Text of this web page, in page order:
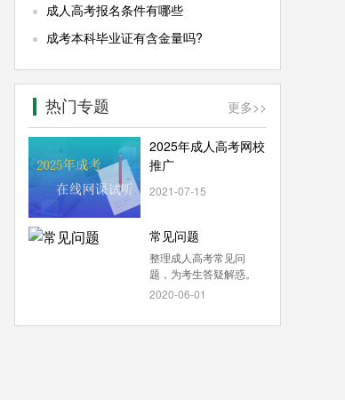
成人高考报名条件有哪些
成考本科毕业证有含金量吗?
热门专题 更多>>
2025年成人高考网校
推广
2021-07-15
常见问题
整理成人高考常见问
题，为考生答疑解惑。
2020-06-01